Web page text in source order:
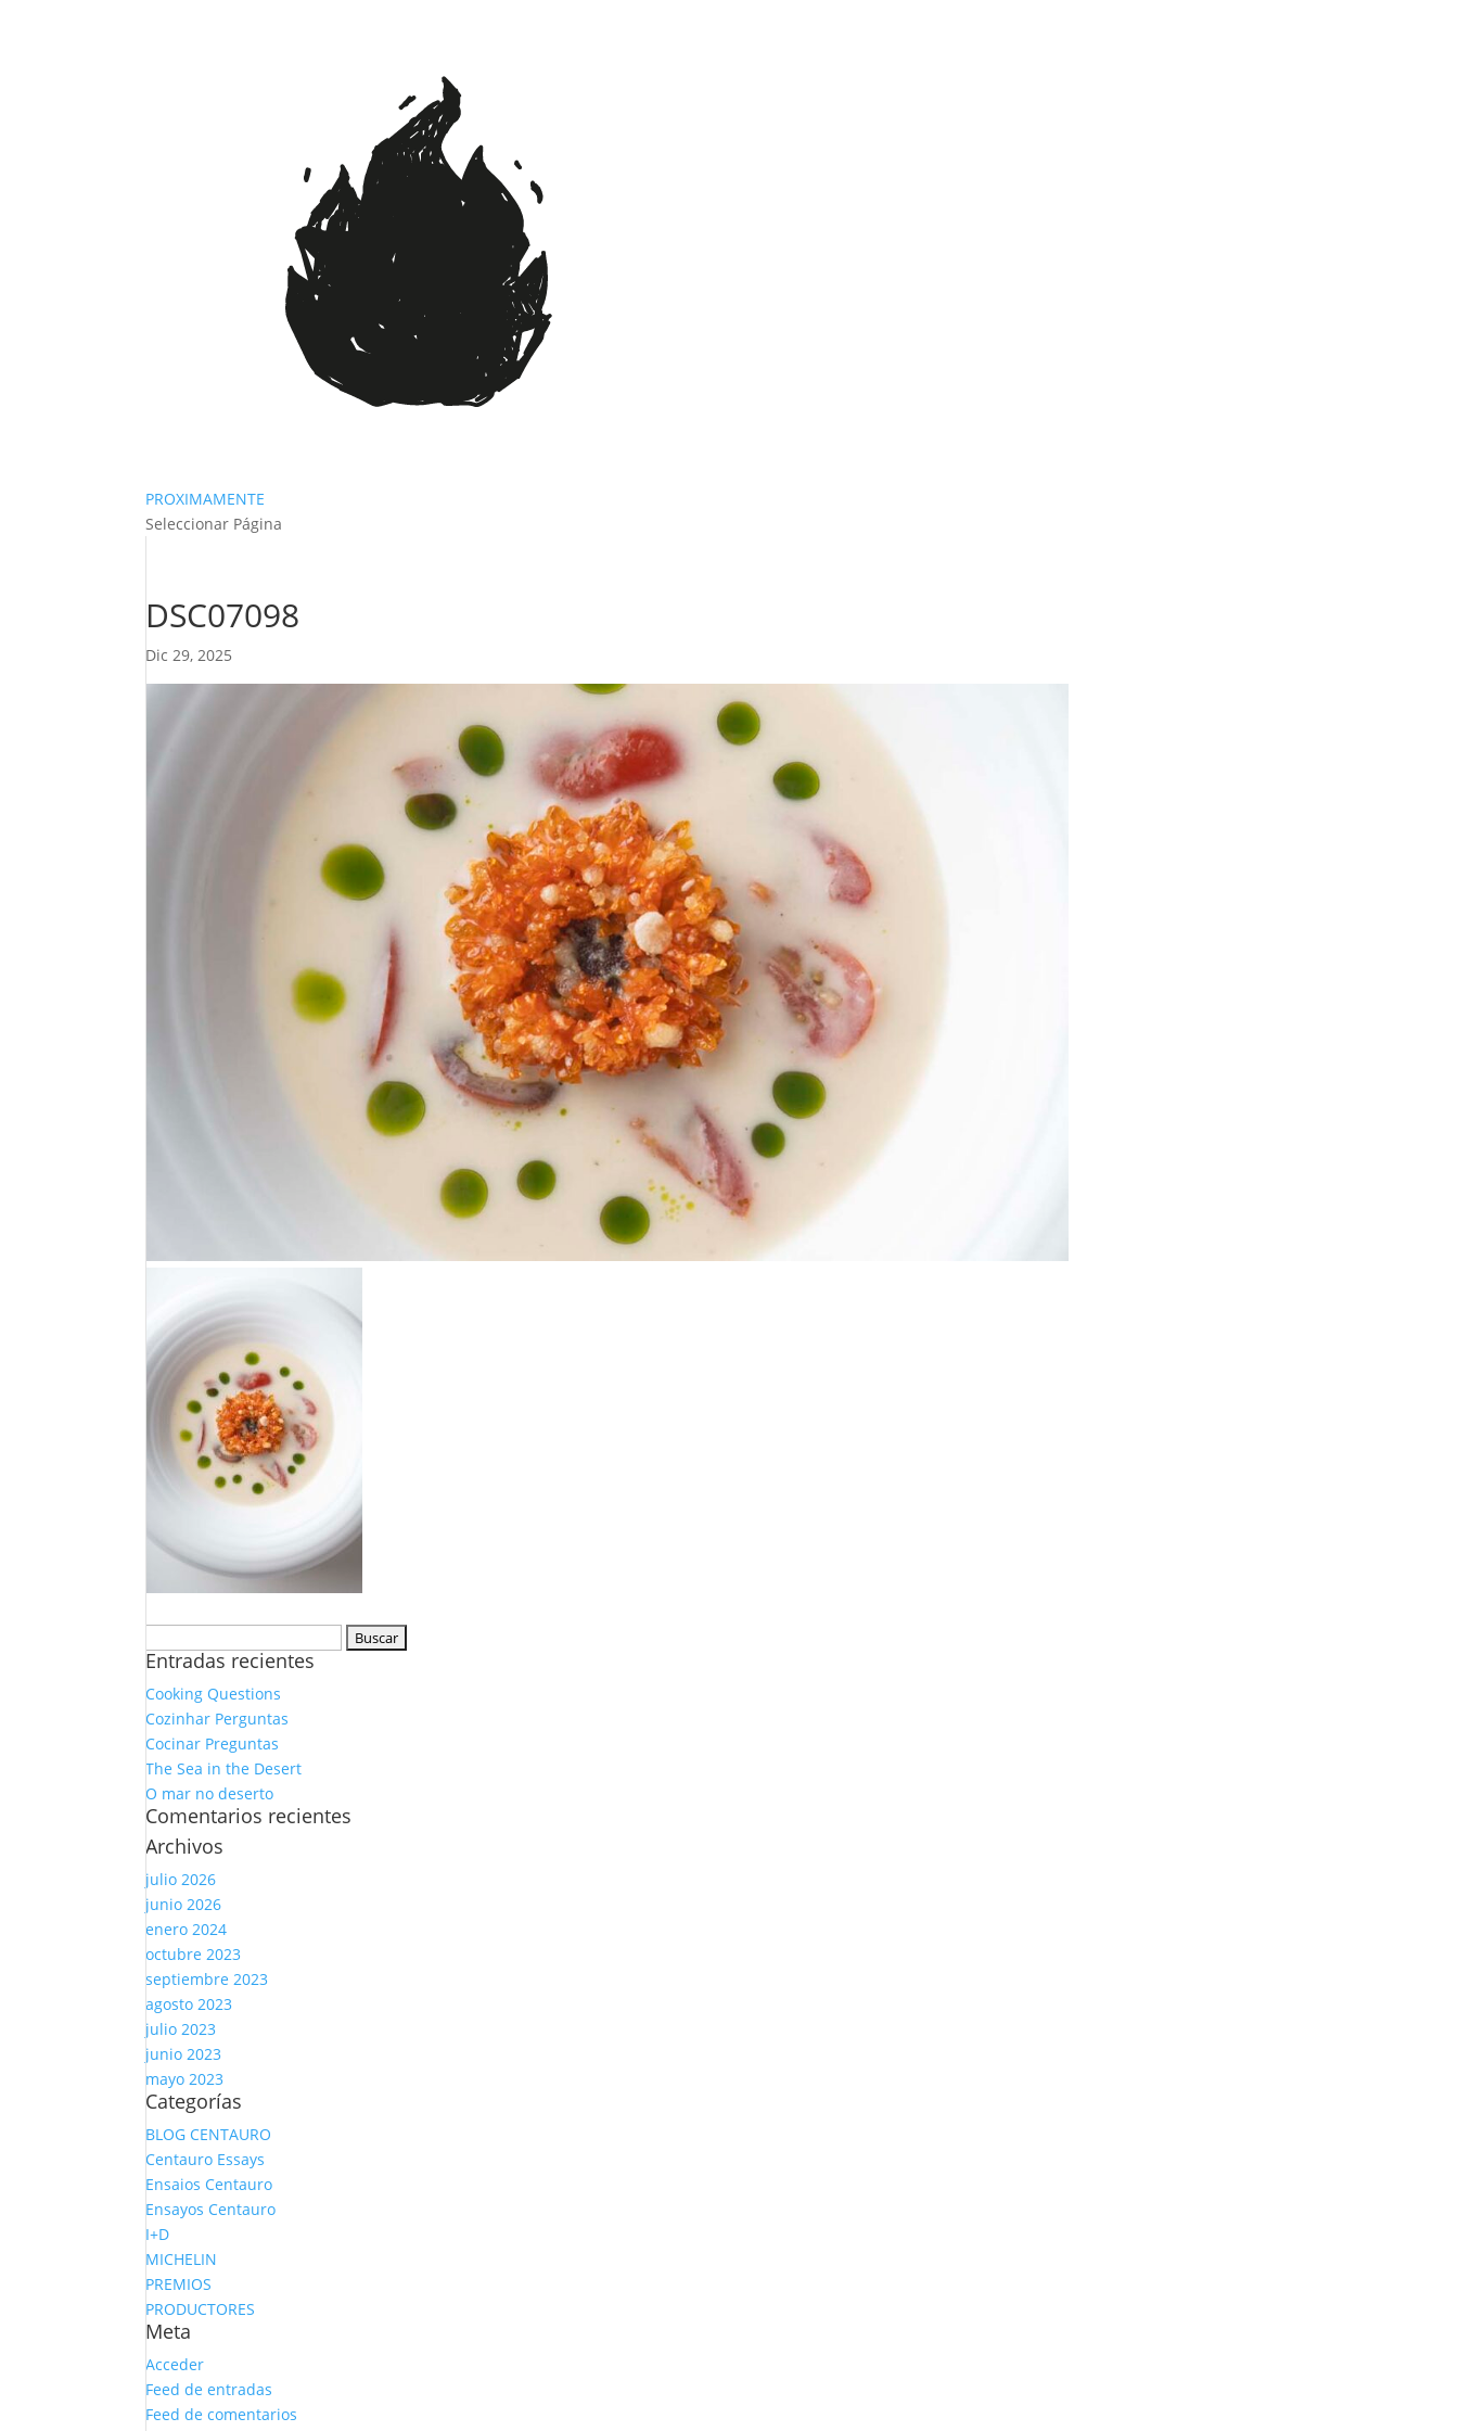
PROXIMAMENTE
Seleccionar Página
DSC07098
Dic 29, 2025
Entradas recientes
Cooking Questions
Cozinhar Perguntas
Cocinar Preguntas
The Sea in the Desert
O mar no deserto
Comentarios recientes
Archivos
julio 2026
junio 2026
enero 2024
octubre 2023
septiembre 2023
agosto 2023
julio 2023
junio 2023
mayo 2023
Categorías
BLOG CENTAURO
Centauro Essays
Ensaios Centauro
Ensayos Centauro
I+D
MICHELIN
PREMIOS
PRODUCTORES
Meta
Acceder
Feed de entradas
Feed de comentarios